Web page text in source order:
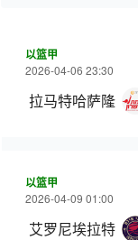
以篮甲
2026-04-06 23:30
拉马特哈萨隆
以篮甲
2026-04-09 01:00
艾罗尼埃拉特